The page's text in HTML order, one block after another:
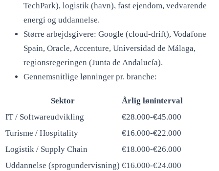
TechPark), logistik (havn), fast ejendom, vedvarende
energi og uddannelse.
Større arbejdsgivere: Google (cloud-drift), Vodafone
Spain, Oracle, Accenture, Universidad de Málaga,
regionsregeringen (Junta de Andalucía).
Gennemsnitlige lønninger pr. branche:
Sektor
Årlig løninterval
IT / Softwareudvikling
€28.000-€45.000
Turisme / Hospitality
€16.000-€22.000
Logistik / Supply Chain
€18.000-€26.000
Uddannelse (sprogundervisning) €16.000-€24.000